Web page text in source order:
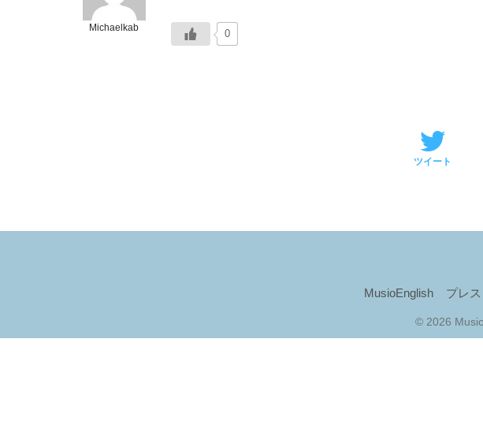
Michaelkab 0
ツイート
MusioEnglish プレ
© 2026